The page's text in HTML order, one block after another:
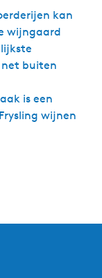
kan
wijngaard
buiten
is een
wijnen